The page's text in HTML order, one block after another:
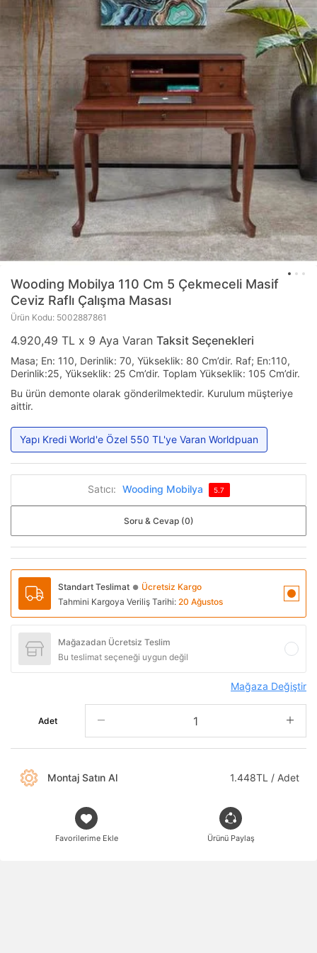
Wooding Mobilya 110 Cm 5 Çekmeceli Masif
Ceviz Raflı Çalışma Masası
Ürün Kodu: 5002887861
4.920,49 TL x 9 Aya Varan Taksit Seçenekleri
Masa; En: 110, Derinlik: 70, Yükseklik: 80 Cm’dir. Raf; En:110,
Derinlik:25, Yükseklik: 25 Cm’dir. Toplam Yükseklik: 105 Cm’dir.
Bu ürün demonte olarak gönderilmektedir. Kurulum müşteriye
aittir.
Yapı Kredi World'e Özel 550 TL'ye Varan Worldpuan
Satıcı: Wooding Mobilya 5.7
Soru & Cevap (0)
Standart Teslimat ● Ücretsiz Kargo
Tahmini Kargoya Veriliş Tarihi: 20 Ağustos
Mağazadan Ücretsiz Teslim
Bu teslimat seçeneği uygun değil
Mağaza Değiştir
Adet
Montaj Satın Al 1.448TL / Adet
Favorilerime Ekle Ürünü Paylaş